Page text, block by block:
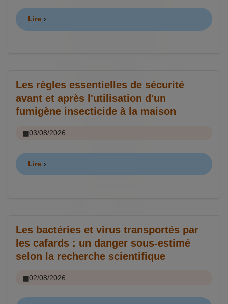
Lire
Les règles essentielles de sécurité
avant et après l'utilisation d'un
fumigène insecticide à la maison
03/08/2026
Lire
Les bactéries et virus transportés par
les cafards : un danger sous-estimé
selon la recherche scientifique
02/08/2026